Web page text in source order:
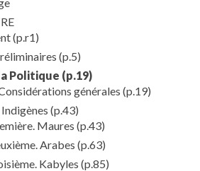
(p.r1)
(p.5)
Politique (p.19)
générales (p.19)
(p.43)
Maures (p.43)
Arabes (p.63)
Kabyles (p.85)